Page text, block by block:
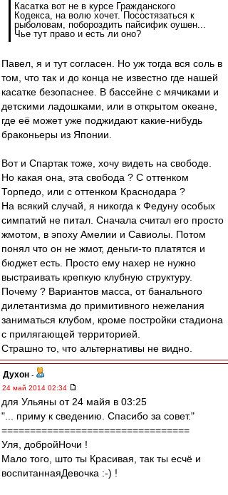
Касатка вот не в курсе Гражданского
Кодекса, на волю хочет. Посостязаться к
рыболовам, побороздить пайсифик оушен...
Чье тут право и есть ли оно?
Павел, я и тут согласен. Но уж тогда вся соль в
том, что так и до конца не известно где нашей
касатке безопаснее. В бассейне с мячиками и
детскими ладошками, или в открытом океане,
где её может уже поджидают какие-нибудь
браконьеры из Японии.
Вот и Спартак тоже, хочу видеть на свободе.
Но какая она, эта свобода ? С оттенком
Торпедо, или с оттенком Краснодара ?
На всякий случай, я никогда к Федуну особых
симпатий не питал. Сначала считал его просто
жмотом, в эпоху Амелии и Савиолы. Потом
понял что он не жмот, деньги-то платятся и
бюджет есть. Просто ему нахер не нужно
выстраивать крепкую клубную структуру.
Почему ? Вариантов масса, от банального
дилетантизма до примитивного нежелания
заниматься клубом, кроме постройки стадиона
с прилягающей территорией.
Страшно то, что альтернативы не видно.
Духон -
24 май 2014 02:34
для Ульяны от 24 майя в 03:25
"... приму к сведению. Спасибо за совет."
=================================
Уля, добройНочи !
Мало того, што ты Красивая, так ты есчё и
воспитаннаяДевочка :-) !